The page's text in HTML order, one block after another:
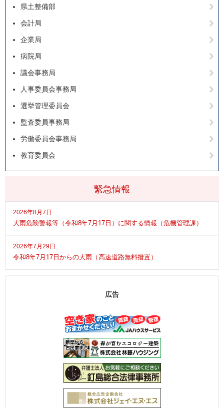
緊急情報
2026年8月7日
大雨危険警報等（令和8年7月17日）に関する情報（危機管理課）
2026年7月29日
令和8年7月17日からの大雨（高速道路無料措置）
県土整備部
会計局
企業局
病院局
議会事務局
人事委員会事務局
選挙管理委員会
監査委員事務局
労働委員会事務局
教育委員会
広告